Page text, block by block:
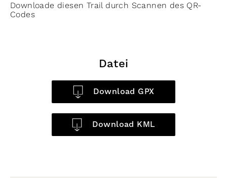
Downloade diesen Trail durch Scannen des QR-
Codes
Datei
Download GPX
Download KML